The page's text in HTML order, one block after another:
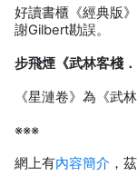
好讀書櫃《經典版
謝Gilbert勘誤。
步飛煙《武林客棧
《星漣卷》為《武
※※※
網上有內容簡介 ，